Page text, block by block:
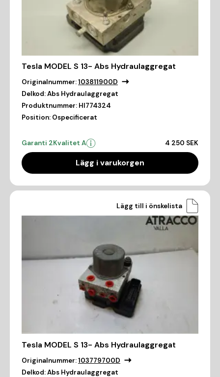
Tesla MODEL S 13- Abs Hydraulaggregat
Originalnummer:103811900D
Delkod:Abs Hydraulaggregat
Produktnummer: HI774324
Position: Ospecificerat
Garanti 2Kvalitet A 4 250 SEK
Lägg i varukorgen
Lägg till i önskelista
Tesla MODEL S 13- Abs Hydraulaggregat
Originalnummer:103779700D
Delkod:Abs Hydraulaggregat